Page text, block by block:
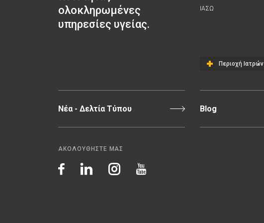
ολοκληρωμένες
υπηρεσίες υγείας.
ΙΑΣΩ
Περιοχή Ιατρών
Νέα - Δελτία Τύπου Blog
ΑΚΟΛΟΥΘΗΣΤΕ ΜΑΣ